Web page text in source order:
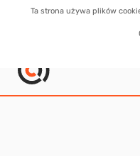
Ta strona używa plików